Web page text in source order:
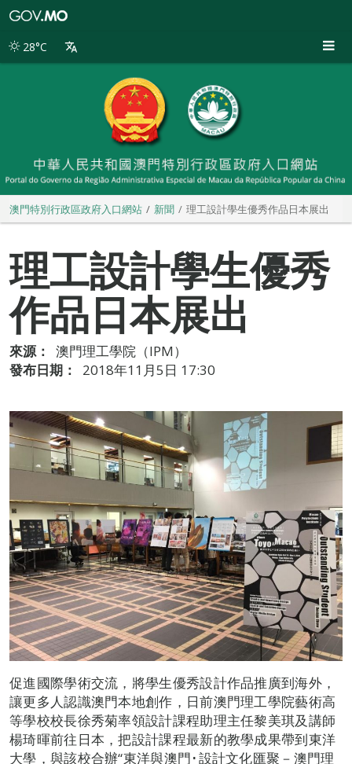
別
28°C
澳門特別行政區政府入口網站 新聞 理工設計學生優秀作品日本展出
理工設計學生優秀
作品日本展出
來源：
澳門理工學院（IPM）
發布日期：
2018年11月5日 17:30
促進國際學術交流，將學生優秀設計作品推廣到海外，
讓更多人認識澳門本地創作，日前澳門理工學院藝術高
等學校校長徐秀菊率領設計課程助理主任黎美琪及講師
楊琦暉前往日本，把設計課程最新的教學成果帶到東洋
大學，與該校合辦“東洋與澳門･設計文化匯聚－澳門理